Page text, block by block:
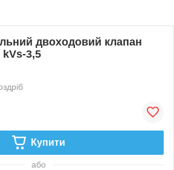
двоходовий клапан
kVs-3,5
Купити
або